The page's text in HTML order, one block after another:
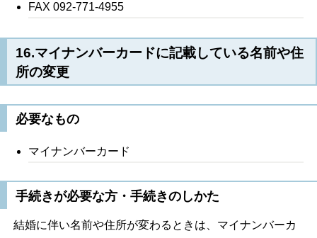
FAX 092-771-4955
16.マイナンバーカードに記載している名前や住
所の変更
必要なもの
マイナンバーカード
手続きが必要な方・手続きのしかた
結婚に伴い名前や住所が変わるときは、マイナンバーカ